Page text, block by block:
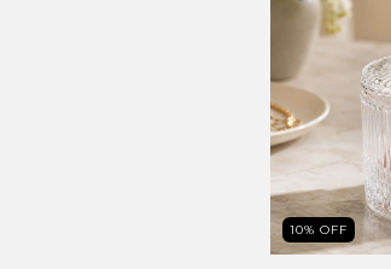
10% OFF